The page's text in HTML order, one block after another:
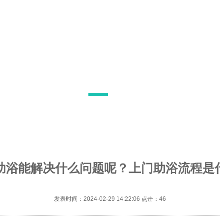
浴能解决什么问题呢？上门助浴流程是
发表时间：2024-02-29 14:22:06 点击： 46